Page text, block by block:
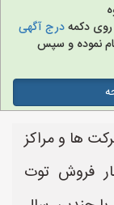
دکمهدرج آگهی
نموده و سپس
ها و مراکز
فروش توت